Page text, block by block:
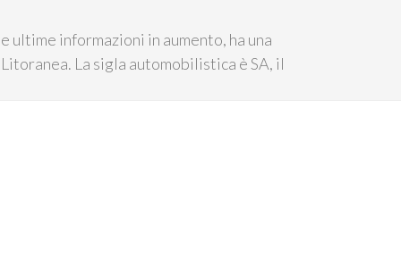
ultime informazioni in aumento, ha una
La sigla automobilistica è SA, il